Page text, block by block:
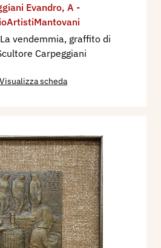
Evandro, A -
vendemmia, graffito di
Carpeggiani
Visualizza scheda